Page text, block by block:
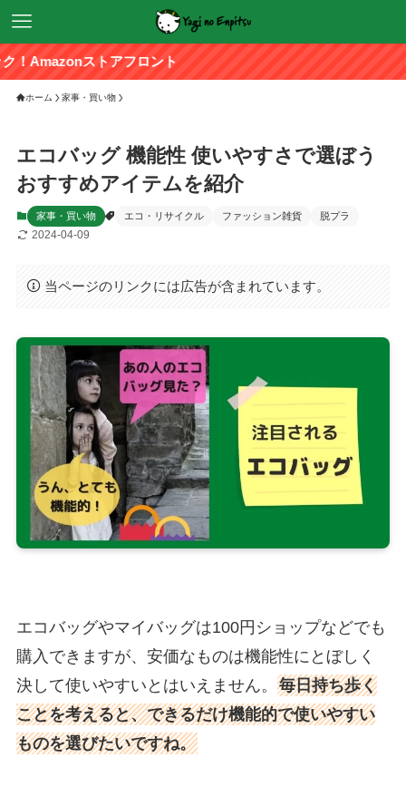
アフロント
ホーム 家事・買い物
エコバッグ 機能性 使いやすさで選ぼう
おすすめアイテムを紹介
家事・買い物 エコ・リサイクル ファッション雑貨 脱プラ
2024-04-09
当ページのリンクには広告が含まれています。
エコバッグやマイバッグは100円ショップなどでも
購入できますが、安価なものは機能性にとぼしく
決して使いやすいとはいえません。 毎日持ち歩く
ことを考えると、できるだけ機能的で使いやすい
ものを選びたいですね。